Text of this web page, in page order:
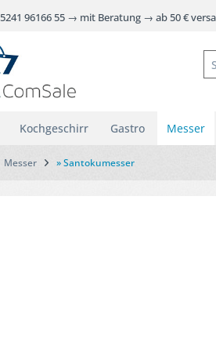
96166 55 → mit Beratung → ab 50 €
Kochgeschirr Gastro Messer
Messer » Santokumesser